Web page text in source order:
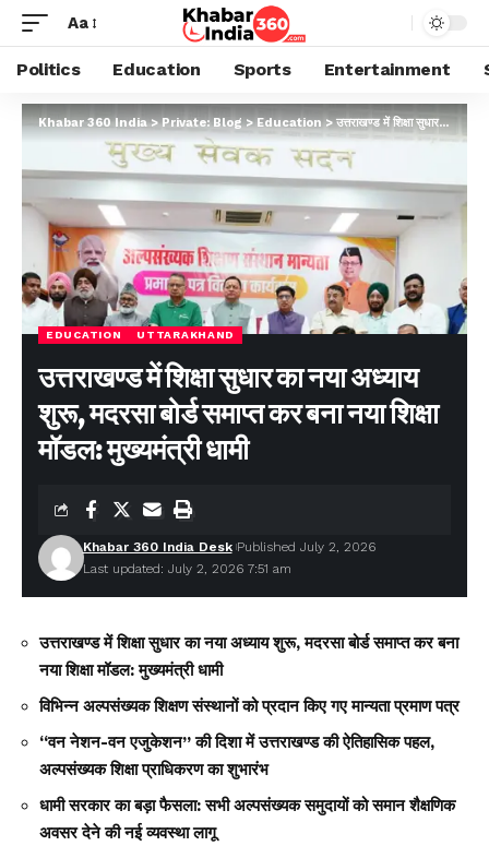
Aa
Politics Education Sports Entertainment
Khabar 360 India>Private: Blog>Education>उत्तराखण्ड में शिक्षा सुधार का नया अध्याय शुरू, मदरसा बोर्ड समाप्त कर बना नया शिक्षा मॉडल: मुख्यमंत्री धामी
EDUCATION UTTARAKHAND
उत्तराखण्ड में शिक्षा सुधार का नया अध्याय
शुरू, मदरसा बोर्ड समाप्त कर बना नया शिक्षा
मॉडल: मुख्यमंत्री धामी
Last updated: July 2, 2026 7:51 am
Khabar 360 India Desk Published July 2, 2026
उत्तराखण्ड में शिक्षा सुधार का नया अध्याय शुरू, मदरसा बोर्ड समाप्त कर बना
नया शिक्षा मॉडल: मुख्यमंत्री धामी
विभिन्न अल्पसंख्यक शिक्षण संस्थानों को प्रदान किए गए मान्यता प्रमाण पत्र
‘‘वन नेशन-वन एजुकेशन’’ की दिशा में उत्तराखण्ड की ऐतिहासिक पहल,
अल्पसंख्यक शिक्षा प्राधिकरण का शुभारंभ
धामी सरकार का बड़ा फैसला: सभी अल्पसंख्यक समुदायों को समान शैक्षणिक
अवसर देने की नई व्यवस्था लागू